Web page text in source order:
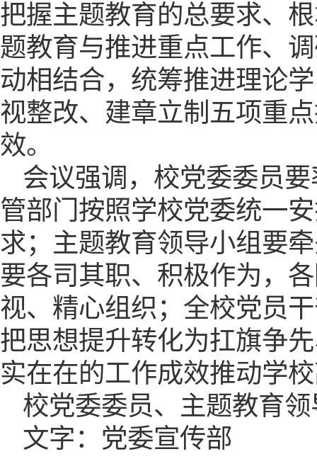
把握主题教育的总要求、
题教育与推进重点工作、
动相结合，统筹推进理论
视整改、建章立制五项重
效。
会议强调，校党委委员
管部门按照学校党委统一
求；主题教育领导小组要
要各司其职、积极作为，
视、精心组织；全校党员
把思想提升转化为扛旗争
实在在的工作成效推动学
校党委委员、主题教育
文字：党委宣传部